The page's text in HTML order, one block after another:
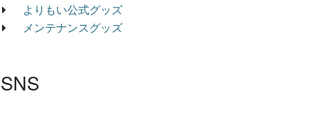
よりもい公式グッズ
メンテナンスグッズ
SNS